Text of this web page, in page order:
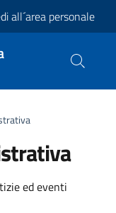
all´area personale
ed eventi